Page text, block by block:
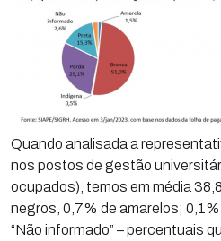
Quando analisada a
nos postos de gestão
ocupados), temos em média
negros, 0,7% de amarelos;
“Não informado” – percentuais